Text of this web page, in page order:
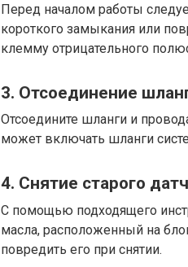
Перед началом работы
короткого замыкания или
клемму отрицательного
3. Отсоединение
Отсоедините шланги и
может включать шланги
4. Снятие старого
С помощью подходящего
масла, расположенный на
повредить его при снятии.